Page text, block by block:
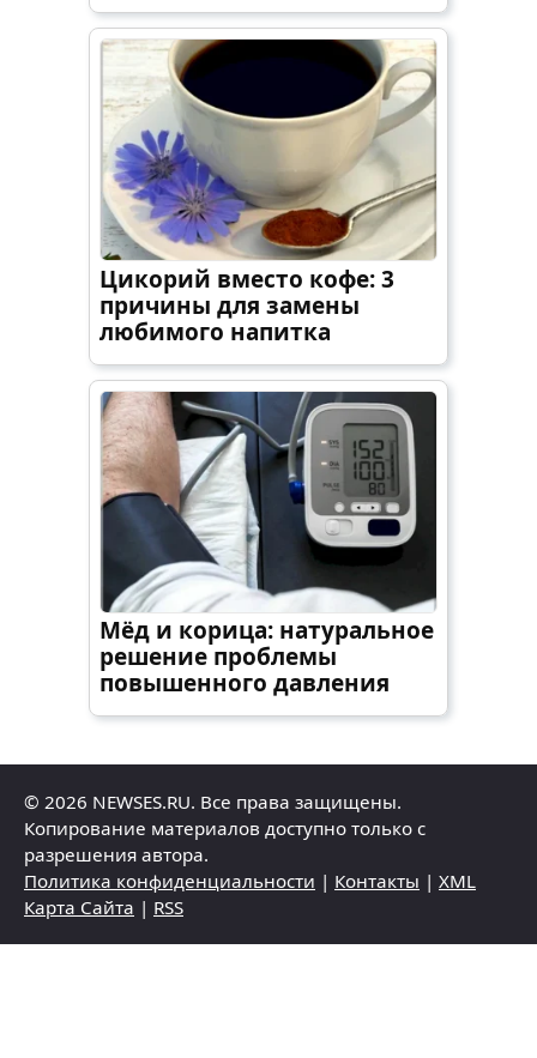
Цикорий вместо кофе: 3
причины для замены
любимого напитка
Мёд и корица: натуральное
решение проблемы
повышенного давления
© 2026 NEWSES.RU. Все права защищены.
Копирование материалов доступно только с
разрешения автора.
Политика конфиденциальности | Контакты | XML
Карта Сайта | RSS